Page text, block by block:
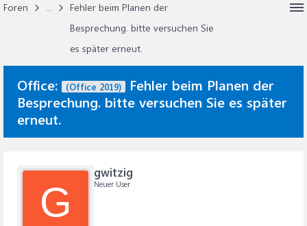
Foren ...
Fehler beim Planen der
Besprechung. bitte versuchen Sie
es später erneut.
Office: (Office 2019)
Fehler beim Planen der
Besprechung. bitte versuchen Sie es später
erneut.
G
gwitzig
Neuer User